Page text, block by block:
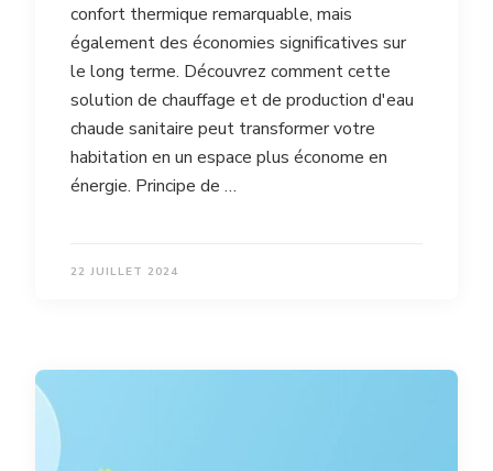
confort thermique remarquable, mais
également des économies significatives sur
le long terme. Découvrez comment cette
solution de chauffage et de production d'eau
chaude sanitaire peut transformer votre
habitation en un espace plus économe en
énergie. Principe de …
22 JUILLET 2024